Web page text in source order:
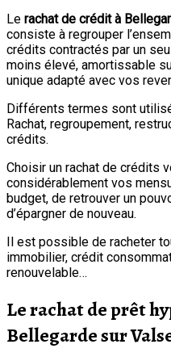
Le rachat de crédit à
consiste à regrouper
crédits contractés par un
moins élevé, amortissable
unique adapté avec vos
Différents termes sont
Rachat, regroupement,
crédits.
Choisir un rachat de crédits
considérablement vos
budget, de retrouver un
d’épargner de nouveau.
Il est possible de racheter
immobilier, crédit
renouvelable…
Le rachat de prêt
Bellegarde sur